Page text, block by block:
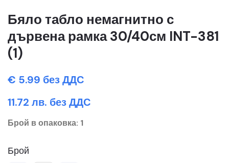
Бяло табло немагнитно с
дървена рамка 30/40см INT-381
(1)
€ 5.99 без ДДС
11.72 лв. без ДДС
Брой в опаковка: 1
Брой